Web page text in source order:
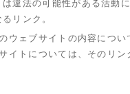
違法の可能性がある活動
リンク。
ェブサイトの内容につ
トについては、そのリ